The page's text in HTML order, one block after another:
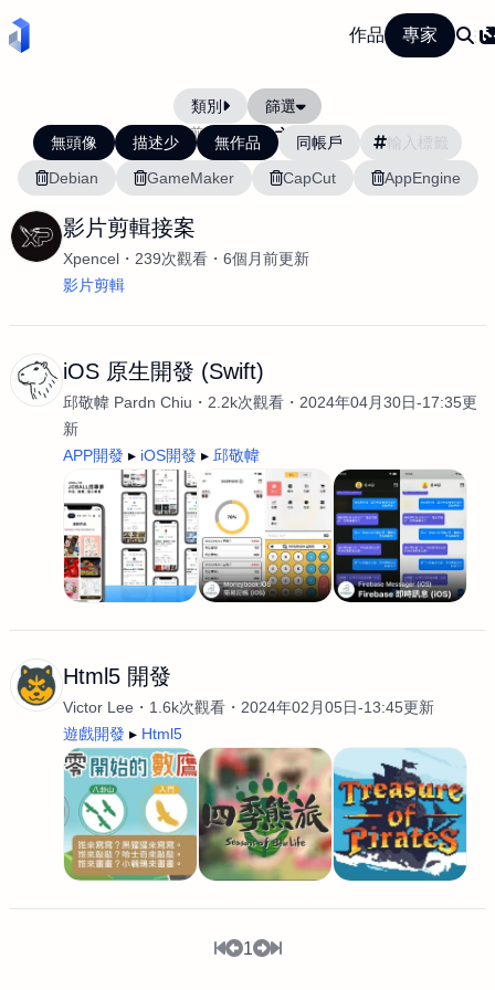
作品 專家
類別 篩選
當前排序: 最新 最舊
無頭像 描述少 無作品
同帳戶
Debian
GameMaker CapCut AppEngine
影片剪輯接案
Xpencel 239次觀看
6個月前更新
影片剪輯
iOS 原生開發 (Swift)
邱敬幃 Pardn Chiu 2.2k次觀看
2024年04月30日-17:35更
新
APP開發
iOS開發 邱敬幃
Html5 開發
Victor Lee 1.6k次觀看
2024年02月05日-13:45更新
遊戲開發
Html5
1